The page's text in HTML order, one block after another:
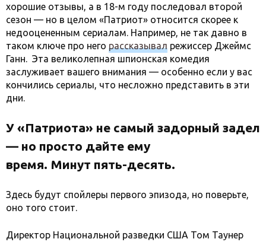
хорошие отзывы, а в 18-м году последовал второй
сезон — но в целом «Патриот» относится скорее к
недооцененным сериалам. Например, не так давно в
таком ключе про него рассказывал режиссер Джеймс
Ганн. Эта великолепная шпионская комедия
заслуживает вашего внимания — особенно если у вас
кончились сериалы, что несложно представить в эти
дни.
У «Патриота» не самый задорный задел
— но просто дайте ему
время. Минут пять-десять.
Здесь будут спойлеры первого эпизода, но поверьте,
оно того стоит.
Директор Национальной разведки США Том Таунер